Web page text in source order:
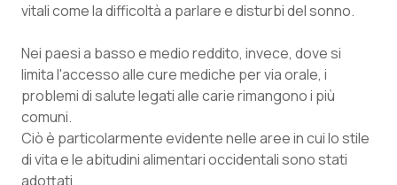
Quotidiano Pediatria
Rene & patologie urogenitali
Salute orale & impianti
vitali come la difficoltà a parlare e disturbi del sonno.
Nei paesi a basso e medio reddito, invece, dove si
limita l'accesso alle cure mediche per via orale, i
problemi di salute legati alle carie rimangono i più
comuni.
Ciò è particolarmente evidente nelle aree in cui lo stile
di vita e le abitudini alimentari occidentali sono stati
adottati.